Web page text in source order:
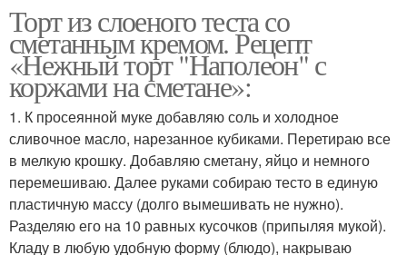
Торт из слоеного теста со
сметанным кремом. Рецепт
«Нежный торт "Наполеон" с
коржами на сметане»:
1. К просеянной муке добавляю соль и холодное
сливочное масло, нарезанное кубиками. Перетираю все
в мелкую крошку. Добавляю сметану, яйцо и немного
перемешиваю. Далее руками собираю тесто в единую
пластичную массу (долго вымешивать не нужно).
Разделяю его на 10 равных кусочков (припыляя мукой).
Кладу в любую удобную форму (блюдо), накрываю